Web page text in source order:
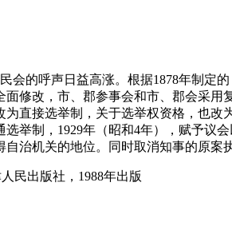
会的呼声日益高涨。根据1878年制
修改，市、郡参事会和市、郡会采
直接选举制，关于选举权资格，也
举制，1929年（昭和4年），赋予
治机关的地位。同时取消知事的原
民出版社，1988年出版